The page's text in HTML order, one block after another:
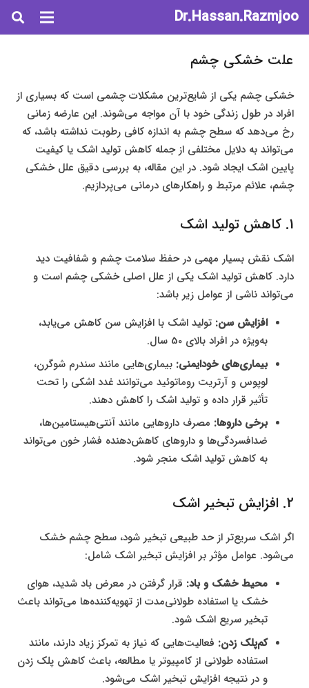
Dr.Hassan.Razmjoo
علت خشکی چشم
خشکی چشم یکی از شایع‌ترین مشکلات چشمی است که بسیاری از
افراد در طول زندگی خود با آن مواجه می‌شوند. این عارضه زمانی
رخ می‌دهد که سطح چشم به اندازه کافی رطوبت نداشته باشد، که
می‌تواند به دلایل مختلفی از جمله کاهش تولید اشک یا کیفیت
پایین اشک ایجاد شود. در این مقاله، به بررسی دقیق علل خشکی
چشم، علائم مرتبط و راهکارهای درمانی می‌پردازیم.
1. کاهش تولید اشک
اشک نقش بسیار مهمی در حفظ سلامت چشم و شفافیت دید
دارد. کاهش تولید اشک یکی از علل اصلی خشکی چشم است و
می‌تواند ناشی از عوامل زیر باشد:
افزایش سن: تولید اشک با افزایش سن کاهش می‌یابد،
به‌ویژه در افراد بالای 50 سال.
بیماری‌های خودایمنی: بیماری‌هایی مانند سندرم شوگرن،
لوپوس و آرتریت روماتوئید می‌توانند غدد اشکی را تحت
تأثیر قرار داده و تولید اشک را کاهش دهند.
برخی داروها: مصرف داروهایی مانند آنتی‌هیستامین‌ها،
ضدافسردگی‌ها و داروهای کاهش‌دهنده فشار خون می‌تواند
به کاهش تولید اشک منجر شود.
2. افزایش تبخیر اشک
اگر اشک سریع‌تر از حد طبیعی تبخیر شود، سطح چشم خشک
می‌شود. عوامل مؤثر بر افزایش تبخیر اشک شامل:
محیط خشک و باد: قرار گرفتن در معرض باد شدید، هوای
خشک یا استفاده طولانی‌مدت از تهویه‌کننده‌ها می‌تواند باعث
تبخیر سریع اشک شود.
کم‌پلک زدن: فعالیت‌هایی که نیاز به تمرکز زیاد دارند، مانند
استفاده طولانی از کامپیوتر یا مطالعه، باعث کاهش پلک زدن
و در نتیجه افزایش تبخیر اشک می‌شود.